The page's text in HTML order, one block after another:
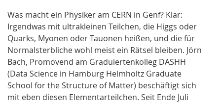
Was macht ein Physiker am CERN in Genf? Klar:
Irgendwas mit ultrakleinen Teilchen, die Higgs oder
Quarks, Myonen oder Tauonen heißen, und die für
Normalsterbliche wohl meist ein Rätsel bleiben. Jörn
Bach, Promovend am Graduiertenkolleg DASHH
(Data Science in Hamburg Helmholtz Graduate
School for the Structure of Matter) beschäftigt sich
mit eben diesen Elementarteilchen. Seit Ende Juli